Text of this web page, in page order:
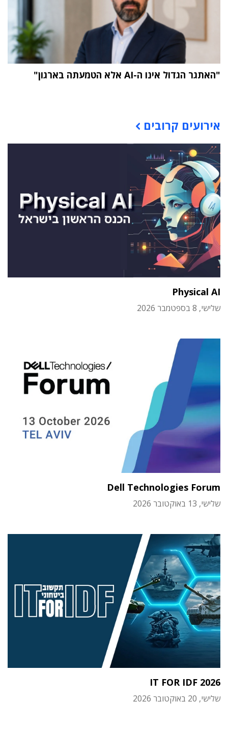
"האתגר הגדול אינו ה-AI אלא הטמעתה בארגון"
אירועים קרובים
Physical AI
שלישי, 8 בספטמבר 2026
Dell Technologies Forum
שלישי, 13 באוקטובר 2026
IT FOR IDF 2026
שלישי, 20 באוקטובר 2026